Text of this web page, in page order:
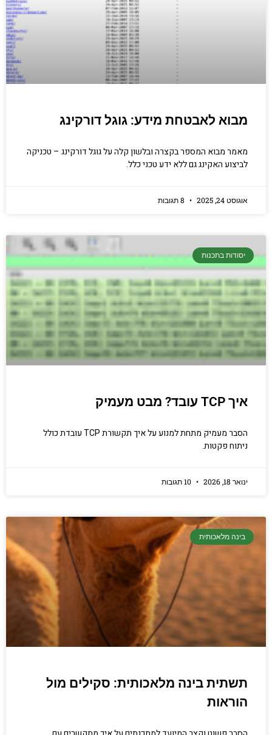
מבוא לאבטחת מידע: גוגל דורקינג
מאמר מבוא המספר בקצרה ובלשון קלה על גוגל דורקינג – טכניקה
לביצוע האקינג גם ללא ידע טכני כלל.
אוגוסט 24, 2025
יסודות בתכנות
איך TCP עובד? מבט מעמיק
הסבר מעמיק מתחת למנוע על איך תקשורת TCP עובדת כולל
ניתוח פקטות.
ינואר 18, 2026
בינה מלאכותית
תשתית בינה מלאכותית: סקילים מול
הוראות